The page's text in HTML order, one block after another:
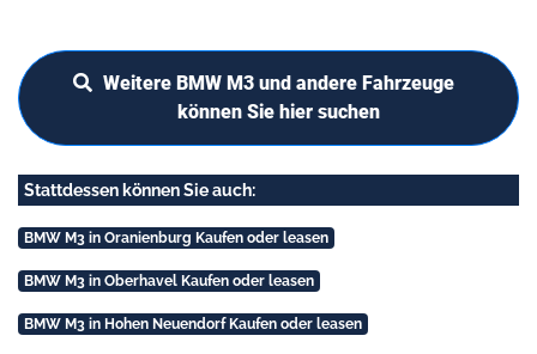
Weitere BMW M3 und andere Fahrzeuge
können Sie hier suchen
Stattdessen können Sie auch:
BMW M3 in Oranienburg Kaufen oder leasen
BMW M3 in Oberhavel Kaufen oder leasen
BMW M3 in Hohen Neuendorf Kaufen oder leasen